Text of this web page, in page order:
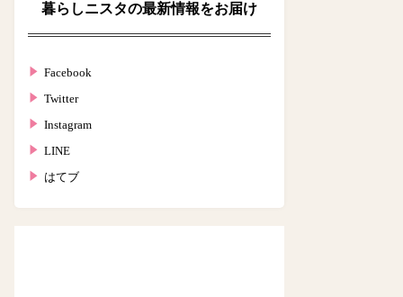
暮らしニスタの最新情報をお届け
Facebook
Twitter
Instagram
LINE
はてブ